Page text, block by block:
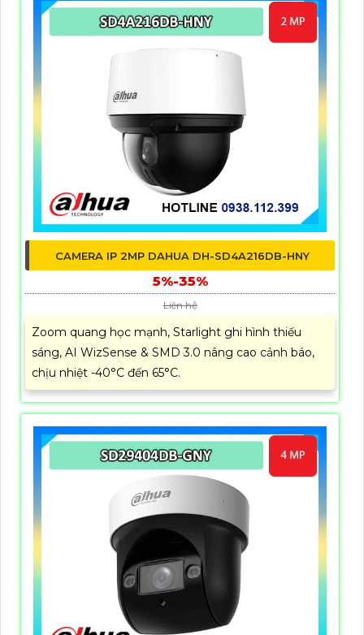
CAMERA IP 2MP DAHUA DH-SD4A216DB-HNY
5%-35%
Liên hệ
Zoom quang học mạnh, Starlight ghi hình thiếu
sáng, AI WizSense & SMD 3.0 nâng cao cảnh báo,
chịu nhiệt -40°C đến 65°C.